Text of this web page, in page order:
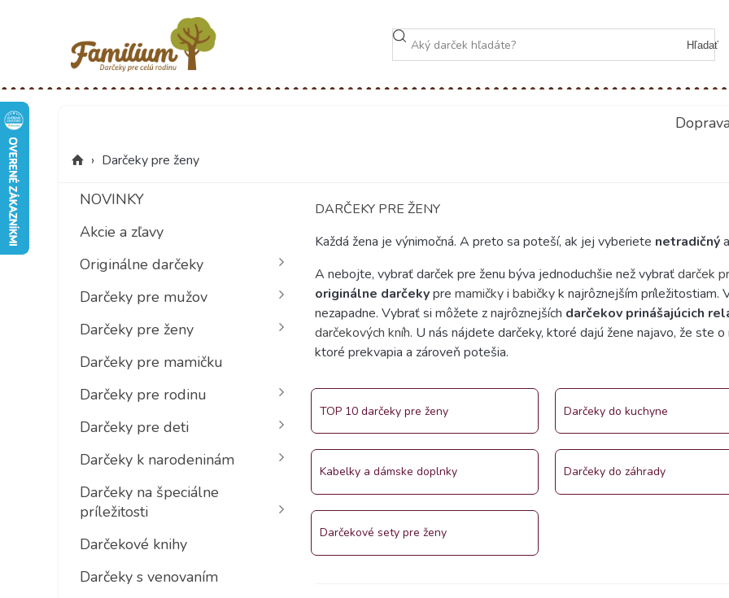
Hľadať
› Darčeky pre ženy
NOVINKY
Akcie a zľavy
Originálne darčeky
Darčeky pre mužov
Darčeky pre ženy
Darčeky pre mamičku
Darčeky pre rodinu
Darčeky pre deti
Darčeky k narodeninám
Darčeky na špeciálne
príležitosti
Darčekové knihy
Darčeky s venovaním
DARČEKY PRE ŽENY
Každá žena je výnimočná. A preto sa poteší, ak jej vyberiete netradičnýa
A nebojte, vybrať darček pre ženu býva jednoduchšie než vybraťdarček
originálne darčekypre mamičkyi babičkyk najrôznejším príležitostiam.
nezapadne. Vybrať si môžete z najrôznejších darčekov prinášajúcich
darčekových kníh. U nás nájdete darčeky, ktoré dajú žene najavo, že ste
ktoré prekvapia a zároveň potešia.
TOP 10 darčeky pre ženy Darčeky do kuchyne
Kabelky a dámske doplnky Darčeky do záhrady
Darčekové sety pre ženy